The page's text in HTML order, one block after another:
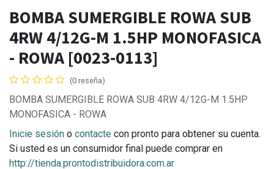
BOMBA SUMERGIBLE ROWA SUB
4RW 4/12G-M 1.5HP MONOFASICA
- ROWA [0023-0113]
(0 reseña)
BOMBA SUMERGIBLE ROWA SUB 4RW 4/12G-M 1.5HP
MONOFASICA - ROWA
Inicie sesión o contacte con pronto para obtener su cuenta.
Si usted es un consumidor final puede comprar en
http://tienda.prontodistribuidora.com.ar